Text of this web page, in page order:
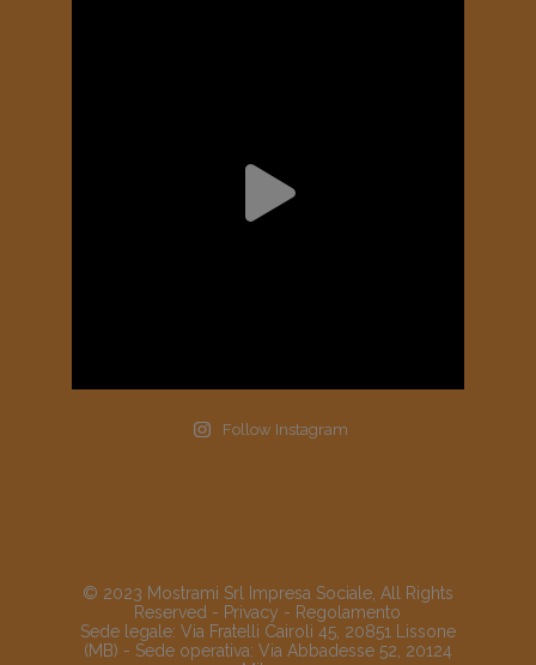
Follow Instagram
© 2023 Mostrami Srl Impresa Sociale, All Rights
Reserved - Privacy - Regolamento
Sede legale: Via Fratelli Cairoli 45, 20851 Lissone
(MB) - Sede operativa: Via Abbadesse 52, 20124